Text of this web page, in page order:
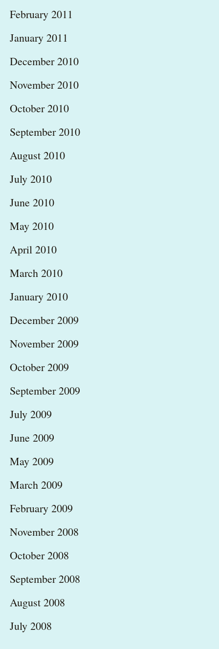
February 2011
January 2011
December 2010
November 2010
October 2010
September 2010
August 2010
July 2010
June 2010
May 2010
April 2010
March 2010
January 2010
December 2009
November 2009
October 2009
September 2009
July 2009
June 2009
May 2009
March 2009
February 2009
November 2008
October 2008
September 2008
August 2008
July 2008